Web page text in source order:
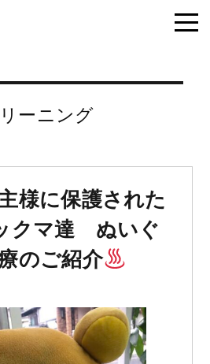
ーニング
様に保護された
クマ達 ぬいぐ
のご紹介